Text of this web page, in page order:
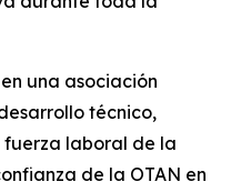
una asociación
técnico,
laboral de la
de la OTAN en